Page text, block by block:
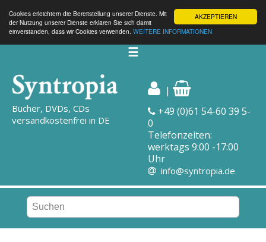
AKZEPTIEREN
Cookies erleichtern die Bereitstellung unserer Dienste. Mit
der Nutzung unserer Dienste erklären Sie sich damit
einverstanden, dass wir Cookies verwenden. WEITERE INFORMATIONEN
☰
Bücher, DVDs, CDs
versandkostenfrei in DE
|
+49 (0)61 54-60 39 5-
0
Telefonzeiten:
werktags 9:00 -17:00
Uhr
info@syntropia.de